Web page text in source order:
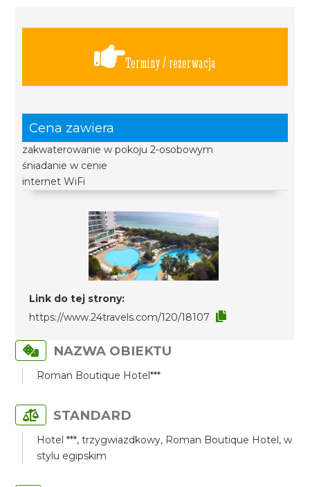
Terminy / rezerwacja
Cena zawiera
zakwaterowanie w pokoju 2-osobowym
śniadanie w cenie
internet WiFi
Link do tej strony:
https://www.24travels.com/120/18107
NAZWA OBIEKTU
Roman Boutique Hotel***
STANDARD
Hotel ***, trzygwiazdkowy, Roman Boutique Hotel, w
stylu egipskim